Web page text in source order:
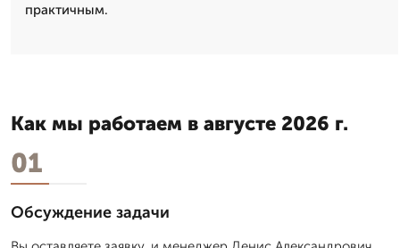
практичным.
Как мы работаем в августе 2026 г.
01
Обсуждение задачи